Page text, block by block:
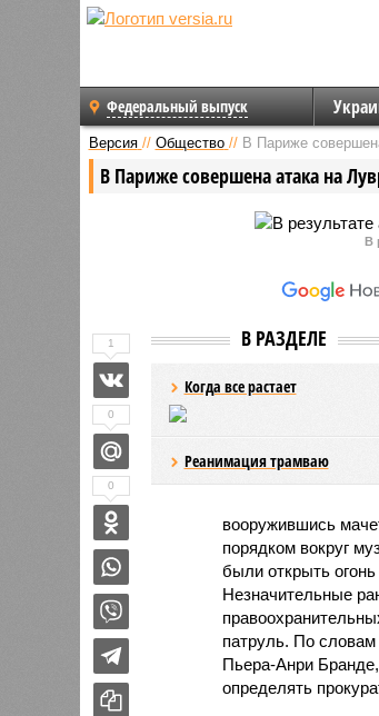
Федеральный выпуск
Версия // Общество // В Париже
В Париже совершена атака на
В
В РАЗДЕЛЕ
Когда все растает
Реанимация трамваю
вооружившись
порядком вокруг
были открыть
Незначительные
патруль. По
Пьера-Анри
определять
1
0
0